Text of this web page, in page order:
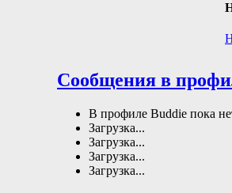
Сообщения в
В профиле Buddie пока
Загрузка...
Загрузка...
Загрузка...
Загрузка...